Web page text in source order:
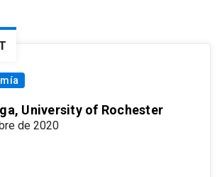
University of Rochester
de 2020